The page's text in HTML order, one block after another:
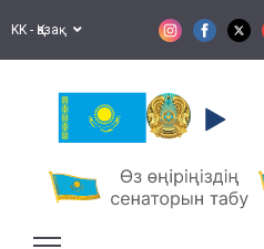
KK - Қазақ